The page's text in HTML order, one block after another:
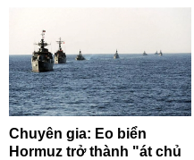
Chuyên gia: Eo biển
Hormuz trở thành "át chủ